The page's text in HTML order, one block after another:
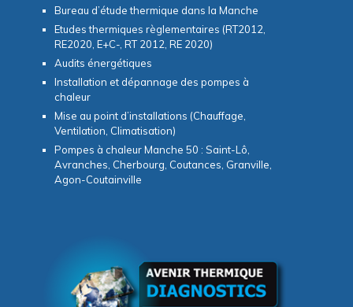
Bureau d’étude thermique dans la Manche
Etudes thermiques règlementaires (RT2012,
RE2020, E+C-, RT 2012, RE 2020)
Audits énergétiques
Installation et dépannage des pompes à
chaleur
Mise au point d’installations (Chauffage,
Ventilation, Climatisation)
Pompes à chaleur Manche 50 : Saint-Lô,
Avranches, Cherbourg, Coutances, Granville,
Agon-Coutainville